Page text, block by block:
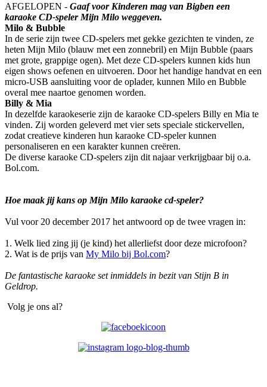
AFGELOPEN - Gaaf voor Kinderen mag van Bigben een
karaoke CD-speler Mijn Milo weggeven.
Milo & Bubble
In de serie zijn twee CD-spelers met gekke gezichten te vinden, ze
heten Mijn Milo (blauw met een zonnebril) en Mijn Bubble (paars
met grote, grappige ogen). Met deze CD-spelers kunnen kids hun
eigen shows oefenen en uitvoeren. Door het handige handvat en een
micro-USB aansluiting voor de oplader, kunnen Milo en Bubble
overal mee naartoe genomen worden.
Billy & Mia
In dezelfde karaokeserie zijn de karaoke CD-spelers Billy en Mia te
vinden. Zij worden geleverd met vier sets speciale stickervellen,
zodat creatieve kinderen hun karaoke CD-speler kunnen
personaliseren en een karakter kunnen creëren.
De diverse karaoke CD-spelers zijn dit najaar verkrijgbaar bij o.a.
Bol.com.
Hoe maak jij kans op Mijn Milo karaoke cd-speler?
Vul voor 20 december 2017 het antwoord op de twee vragen in:
1. Welk lied zing jij (je kind) het allerliefst door deze microfoon?
2. Wat is de prijs van My Milo bij Bol.com?
De fantastische karaoke set inmiddels in bezit van Stijn B in
Geldrop.
Volg je ons al?